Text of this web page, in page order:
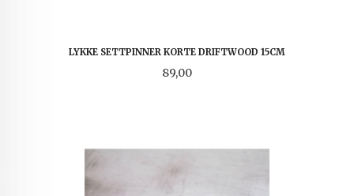
LYKKE SETTPINNER KORTE DRIFTWOOD 15CM
Pris
89,00